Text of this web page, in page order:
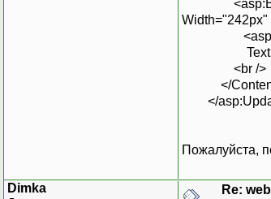
<asp:Button
Width="242px"
<br />
</
</
Пожалуйста,
Dimka Re: